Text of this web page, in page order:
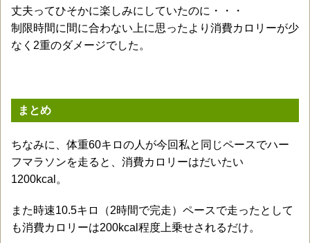
丈夫ってひそかに楽しみにしていたのに・・・
制限時間に間に合わない上に思ったより消費カロリーが少
なく2重のダメージでした。
まとめ
ちなみに、体重60キロの人が今回私と同じペースでハー
フマラソンを走ると、消費カロリーはだいたい
1200kcal。
また時速10.5キロ（2時間で完走）ペースで走ったとして
も消費カロリーは200kcal程度上乗せされるだけ。